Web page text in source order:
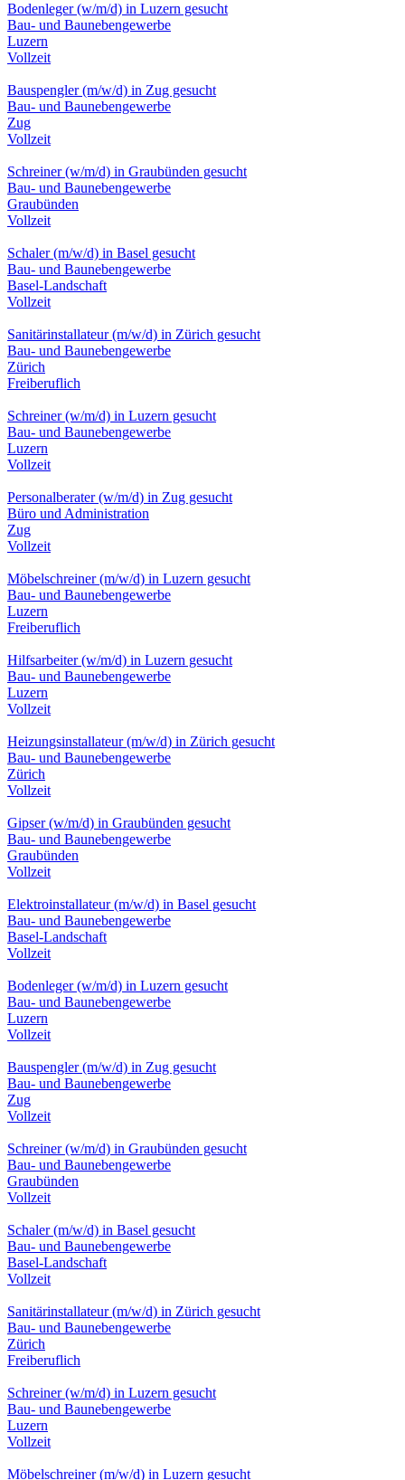
Bodenleger (w/m/d) in Luzern gesucht
Bau- und Baunebengewerbe
Luzern
Vollzeit
Bauspengler (m/w/d) in Zug gesucht
Bau- und Baunebengewerbe
Zug
Vollzeit
Schreiner (w/m/d) in Graubünden gesucht
Bau- und Baunebengewerbe
Graubünden
Vollzeit
Schaler (m/w/d) in Basel gesucht
Bau- und Baunebengewerbe
Basel-Landschaft
Vollzeit
Sanitärinstallateur (m/w/d) in Zürich gesucht
Bau- und Baunebengewerbe
Zürich
Freiberuflich
Schreiner (w/m/d) in Luzern gesucht
Bau- und Baunebengewerbe
Luzern
Vollzeit
Personalberater (w/m/d) in Zug gesucht
Büro und Administration
Zug
Vollzeit
Möbelschreiner (m/w/d) in Luzern gesucht
Bau- und Baunebengewerbe
Luzern
Freiberuflich
Hilfsarbeiter (w/m/d) in Luzern gesucht
Bau- und Baunebengewerbe
Luzern
Vollzeit
Heizungsinstallateur (m/w/d) in Zürich gesucht
Bau- und Baunebengewerbe
Zürich
Vollzeit
Gipser (w/m/d) in Graubünden gesucht
Bau- und Baunebengewerbe
Graubünden
Vollzeit
Elektroinstallateur (m/w/d) in Basel gesucht
Bau- und Baunebengewerbe
Basel-Landschaft
Vollzeit
Bodenleger (w/m/d) in Luzern gesucht
Bau- und Baunebengewerbe
Luzern
Vollzeit
Bauspengler (m/w/d) in Zug gesucht
Bau- und Baunebengewerbe
Zug
Vollzeit
Schreiner (w/m/d) in Graubünden gesucht
Bau- und Baunebengewerbe
Graubünden
Vollzeit
Schaler (m/w/d) in Basel gesucht
Bau- und Baunebengewerbe
Basel-Landschaft
Vollzeit
Sanitärinstallateur (m/w/d) in Zürich gesucht
Bau- und Baunebengewerbe
Zürich
Freiberuflich
Schreiner (w/m/d) in Luzern gesucht
Bau- und Baunebengewerbe
Luzern
Vollzeit
Möbelschreiner (m/w/d) in Luzern gesucht